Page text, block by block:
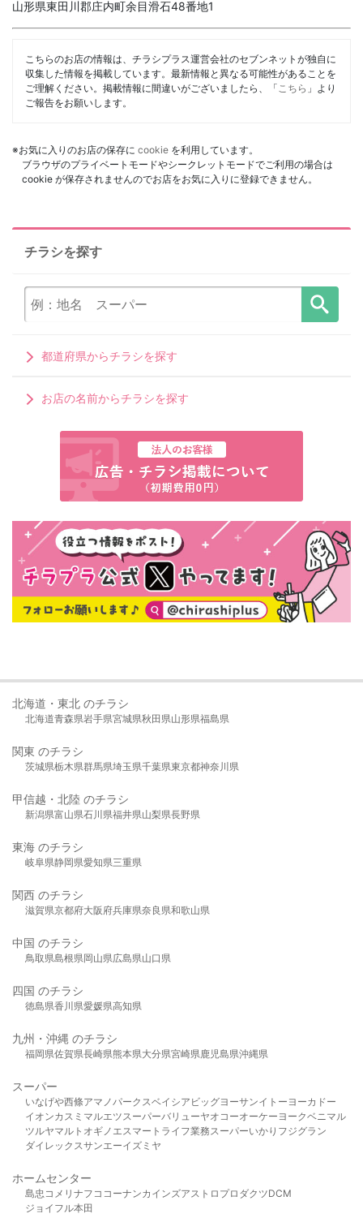
山形県東田川郡庄内町余目滑石48番地1
こちらのお店の情報は、チラシプラス運営会社のセブンネットが独自に
収集した情報を掲載しています。最新情報と異なる可能性があることを
ご理解ください。掲載情報に間違いがございましたら、「 こちら 」より
ご報告をお願いします。
※お気に入りのお店の保存に cookie を利用しています。
ブラウザのプライベートモードやシークレットモードでご利用の場合は
cookie が保存されませんのでお店をお気に入りに登録できません。
チラシを探す
都道府県からチラシを探す
お店の名前からチラシを探す
北海道・東北 のチラシ
北海道青森県岩手県宮城県秋田県山形県福島県
関東 のチラシ
茨城県栃木県群馬県埼玉県千葉県東京都神奈川県
甲信越・北陸 のチラシ
新潟県富山県石川県福井県山梨県長野県
東海 のチラシ
岐阜県静岡県愛知県三重県
関西 のチラシ
滋賀県京都府大阪府兵庫県奈良県和歌山県
中国 のチラシ
鳥取県島根県岡山県広島県山口県
四国 のチラシ
徳島県香川県愛媛県高知県
九州・沖縄 のチラシ
福岡県佐賀県長崎県熊本県大分県宮崎県鹿児島県沖縄県
スーパー
いなげや西條アマノパークスベイシア ビッグヨーサンイトーヨーカドー
イオンカスミ マルエツスーパーバリューヤオコーオーケー ヨークベニマル
ツルヤマルト オギノ エスマート ライフ業務スーパーいかり フジグラン
ダイレックスサンエーイズミヤ
ホームセンター
島忠 コメリ ナフコ コーナンカインズアストロプロダクツDCM
ジョイフル本田